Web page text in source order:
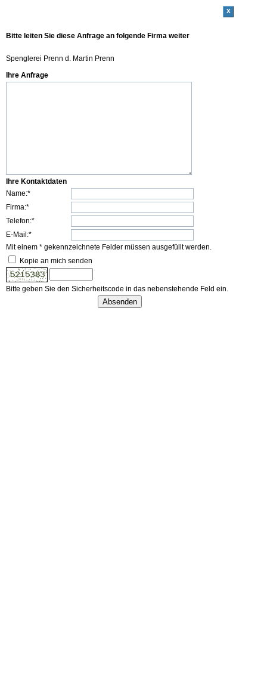
x
Bitte leiten Sie diese Anfrage an folgende Firma weiter
Spenglerei Prenn d. Martin Prenn
Ihre Anfrage
Ihre Kontaktdaten
Name:*
Firma:*
Telefon:*
E-Mail:*
Mit einem * gekennzeichnete Felder müssen ausgefüllt werden.
Kopie an mich senden
Bitte geben Sie den Sicherheitscode in das nebenstehende Feld ein.